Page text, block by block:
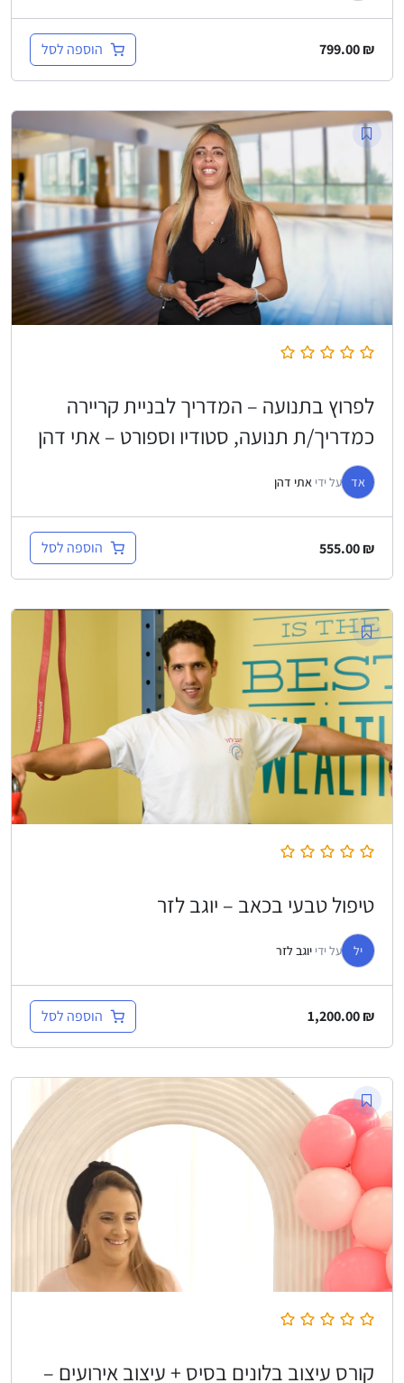
799.00₪ הוספה לסל
לפרוץ בתנועה – המדריך לבניית קריירה
כמדריך/ת תנועה, סטודיו וספורט – אתי דהן
אד על ידי אתי דהן
555.00₪ הוספה לסל
טיפול טבעי בכאב – יוגב לזר
יל על ידי יוגב לזר
1,200.00₪ הוספה לסל
קורס עיצוב בלונים בסיס + עיצוב אירועים –